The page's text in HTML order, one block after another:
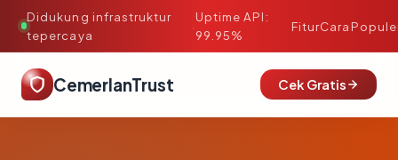
Didukung infrastruktur
tepercaya
·
Uptime API:
99.95%
FiturCara
CemerlanTrust Cek Gratis